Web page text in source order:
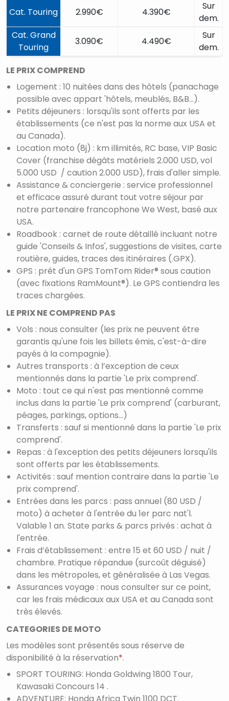
Cat. Touring 2.990€ 4.390€
Sur
dem.
Cat. Grand
Touring
3.090€ 4.490€
Sur
dem.
LE PRIX COMPREND
Logement : 10 nuitées dans des hôtels (panachage
possible avec appart 'hôtels, meublés, B&B...).
Petits déjeuners : lorsqu'ils sont offerts par les
établissements (ce n'est pas la norme aux USA et
au Canada).
Location moto (8j) : km illimités, RC base, VIP Basic
Cover (franchise dégâts matériels 2.000 USD, vol
5.000 USD / caution 2.000 USD), frais d'aller simple.
Assistance & conciergerie : service professionnel
et efficace assuré durant tout votre séjour par
notre partenaire francophone We West, basé aux
USA.
Roadbook : carnet de route détaillé incluant notre
guide 'Conseils & Infos', suggestions de visites, carte
routière, guides, traces des itinéraires (.GPX).
GPS : prêt d'un GPS TomTom Rider® sous caution
(avec fixations RamMount®). Le GPS contiendra les
traces chargées.
LE PRIX NE COMPREND PAS
Vols : nous consulter (les prix ne peuvent être
garantis qu'une fois les billets émis, c'est-à-dire
payés à la compagnie).
Autres transports : à l’exception de ceux
mentionnés dans la partie 'Le prix comprend'.
Moto : tout ce qui n'est pas mentionné comme
inclus dans la partie 'Le prix comprend' (carburant,
péages, parkings, options...)
Transferts : sauf si mentionné dans la partie 'Le prix
comprend'.
Repas : à l'exception des petits déjeuners lorsqu'ils
sont offerts par les établissements.
Activités : sauf mention contraire dans la partie 'Le
prix comprend'.
Entrées dans les parcs : pass annuel (80 USD /
moto) à acheter à l'entrée du 1er parc nat'l.
Valable 1 an. State parks & parcs privés : achat à
l'entrée.
Frais d’établissement : entre 15 et 60 USD / nuit /
chambre. Pratique répandue (surcoût déguisé)
dans les métropoles, et généralisée à Las Vegas.
Assurances voyage : nous consulter sur ce point,
car les frais médicaux aux USA et au Canada sont
très élevés.
CATEGORIES DE MOTO
Les modèles sont présentés sous réserve de
disponibilité à la réservation*.
SPORT TOURING: Honda Goldwing 1800 Tour,
Kawasaki Concours 14 .